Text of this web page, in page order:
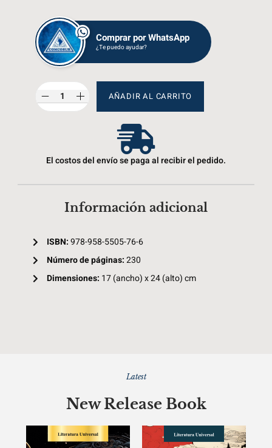
Comprar por WhatsApp
¿Te puedo ayudar?
AÑADIR AL CARRITO
El costos del envío se paga al recibir el pedido.
Información adicional
ISBN:978-958-5505-76-6
Número de páginas:230
Dimensiones: 17 (ancho) x 24 (alto) cm
Latest
New Release Book